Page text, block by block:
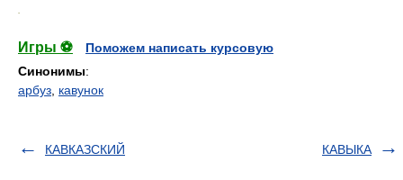
Игры ⚽
Поможем написать курсовую
Синонимы:
арбуз кавунок
КАВКАЗСКИЙ КАВЫКА